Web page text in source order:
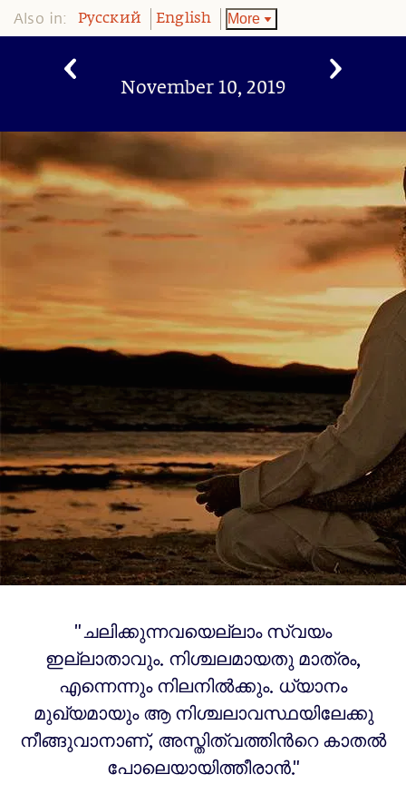
Also in: Pусский English More
November 10, 2019
"ചലിക്കുന്നവയെല്ലാം സ്വയം
ഇല്ലാതാവും. നിശ്ചലമായതു മാത്രം,
എന്നെന്നും നിലനിൽക്കും. ധ്യാനം
മുഖ്യമായും ആ നിശ്ചലാവസ്ഥയിലേക്കു
നീങ്ങുവാനാണ്, അസ്തിത്വത്തിന്‍റെ കാതൽ
പോലെയായിത്തീരാന്‍."